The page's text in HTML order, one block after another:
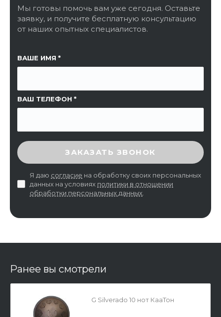
Мы готовы помочь вам уже сегодня. Оставьте
заявку, и получите бесплатную консультацию
от наших опытных специалистов.
ВАШЕ ИМЯ
ВАШ ТЕЛЕФОН
ССЫЛКА НА СТРАНИЦУ
ВВЕДИТЕ ПРОВЕРОЧНЫЙ КОД
ЗАКАЗАТЬ ЗВОНОК
Я даю согласие на обработку своих персональных
данных на условиях политики в отношении
обработки персональных данных.
Ранее вы смотрели
G Silverado 10 нот КааТон